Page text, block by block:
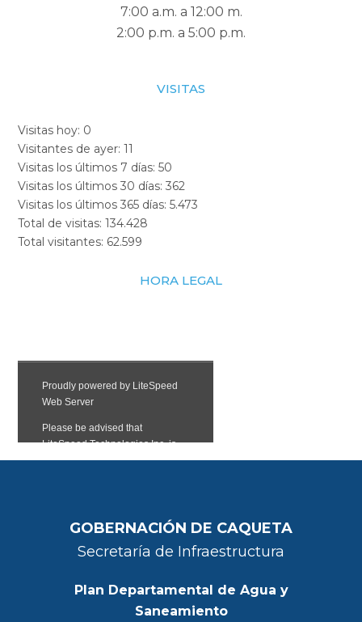
7:00 a.m. a 12:00 m.
2:00 p.m. a 5:00 p.m.
VISITAS
Visitas hoy: 0
Visitantes de ayer:11
Visitas los últimos 7 días:50
Visitas los últimos 30 días:362
Visitas los últimos 365 días:5.473
Total de visitas:134.428
Total visitantes: 62.599
HORA LEGAL
GOBERNACIÓN DE CAQUETA
Secretaría de Infraestructura
Plan Departamental de Agua y
Saneamiento